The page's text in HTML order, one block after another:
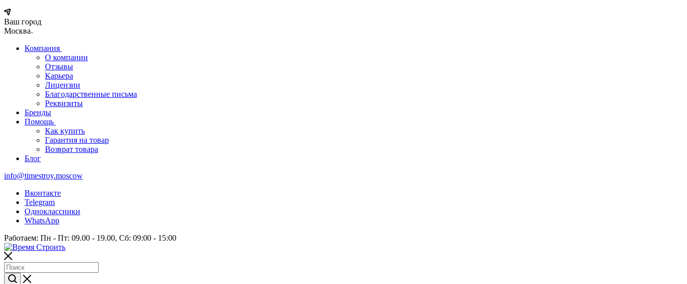
Ваш город
Москва
Компания
О компании
Отзывы
Карьера
Лицензии
Благодарственные письма
Реквизиты
Бренды
Помощь
Как купить
Гарантия на товар
Возврат товара
Блог
info@timestroy.moscow
Вконтакте
Telegram
Одноклассники
WhatsApp
Работаем: Пн - Пт: 09.00 - 19.00, Сб: 09:00 - 15:00